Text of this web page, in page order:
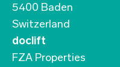
5400 Baden
Switzerland
doclift
FZA Properties